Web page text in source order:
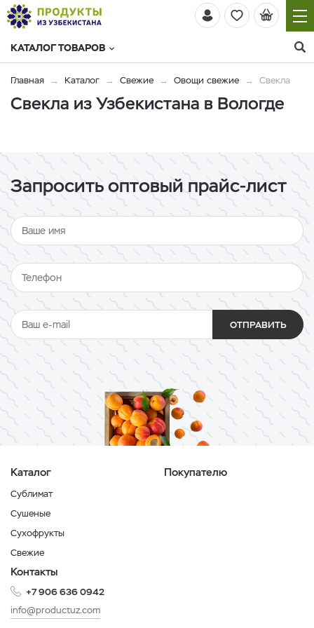
КАТАЛОГ ТОВАРОВ
Главная Каталог Свежие Овощи свежие Свекла
Свекла из Узбекистана в Вологде
Запросить оптовый прайс-лист
ОТПРАВИТЬ
Каталог
Сублимат
Сушеные
Сухофрукты
Свежие
Покупателю
Контакты
+7 906 636 0942
info@productuz.com